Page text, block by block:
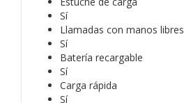
Sí
Llamadas con manos libres
Sí
Batería recargable
Sí
Carga rápida
Sí